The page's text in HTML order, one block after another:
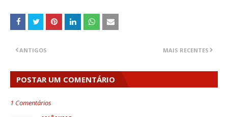
MAIS RECENTES
ANTIGOS
POSTAR UM COMENTÁRIO
1 Comentários